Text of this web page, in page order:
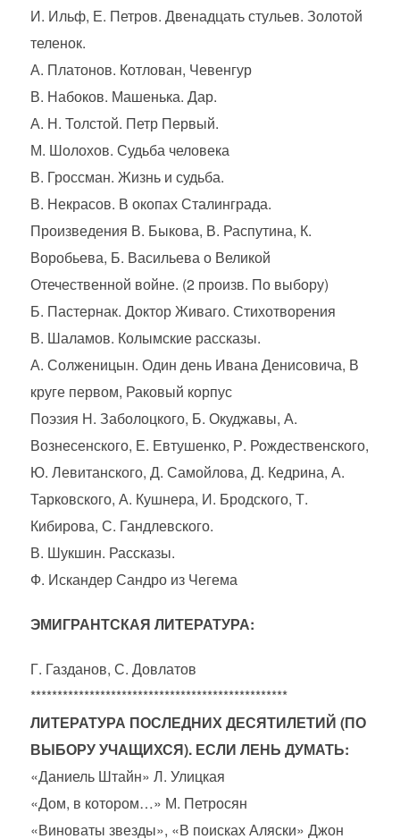
И. Ильф, Е. Петров. Двенадцать стульев. Золотой
теленок.
А. Платонов. Котлован, Чевенгур
В. Набоков. Машенька. Дар.
А. Н. Толстой. Петр Первый.
М. Шолохов. Судьба человека
В. Гроссман. Жизнь и судьба.
В. Некрасов. В окопах Сталинграда.
Произведения В. Быкова, В. Распутина, К.
Воробьева, Б. Васильева о Великой
Отечественной войне. (2 произв. По выбору)
Б. Пастернак. Доктор Живаго. Стихотворения
В. Шаламов. Колымские рассказы.
А. Солженицын. Один день Ивана Денисовича, В
круге первом, Раковый корпус
Поэзия Н. Заболоцкого, Б. Окуджавы, А.
Вознесенского, Е. Евтушенко, Р. Рождественского,
Ю. Левитанского, Д. Самойлова, Д. Кедрина, А.
Тарковского, А. Кушнера, И. Бродского, Т.
Кибирова, С. Гандлевского.
В. Шукшин. Рассказы.
Ф. Искандер Сандро из Чегема
ЭМИГРАНТСКАЯ ЛИТЕРАТУРА:
Г. Газданов, С. Довлатов
************************************************
ЛИТЕРАТУРА ПОСЛЕДНИХ ДЕСЯТИЛЕТИЙ (ПО
ВЫБОРУ УЧАЩИХСЯ). ЕСЛИ ЛЕНЬ ДУМАТЬ:
«Даниель Штайн» Л. Улицкая
«Дом, в котором…» М. Петросян
«Виноваты звезды», «В поисках Аляски» Джон